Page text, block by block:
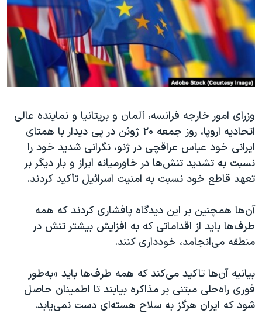
فرهنگ و زندگی
حقوق شهروندی
اقتصادی
علم و فناوری
گالری عکس
آرشیو پخش زنده
مستندها
انتخابات ریاست جمهوری آمریکا ۲۰۲۴
حمله جمهوری اسلامی به اسرائیل
رمز مهسا
اعتراضات زن، زندگی، آزادی
مجموعه مستندهای دادخواهی
تریبونال مردمی آبان ۹۸
دادگاه حمید نوری
قانون شفافیت دارائی کادر رهبری ایران
اعتراضات مردمی آبان ۹۸
نرگس محمدی برنده جایزه نوبل صلح
همایش محافظه‌کاران آمریکا «سی‌پک»
دنبال کنید
زبانهای مختلف
وزرای امور خارجه فرانسه، آلمان و بریتانیا و نماینده عالی
اتحادیه اروپا، روز جمعه ۲۰ ژوئن در پی دیدار با همتای
ایرانی خود عباس عراقچی در ژنو، نگرانی شدید خود را
نسبت به تشدید تنش‌ها در خاورمیانه ابراز و بار دیگر بر
تعهد قاطع خود نسبت به امنیت اسرائیل تأکید کردند.
آن‌ها همچنین بر این دیدگاه پافشاری کردند که همه
طرف‌ها باید از اقداماتی که به افزایش بیشتر تنش در
منطقه می‌انجامد، خودداری کنند.
بیانیه آن‌ها تاکید می‌کند که همه طرف‌ها باید «به‌طور
فوری راه‌حلی مبتنی بر مذاکره بیابند تا اطمینان حاصل
شود که ایران هرگز به سلاح هسته‌ای دست نمی‌یابد.